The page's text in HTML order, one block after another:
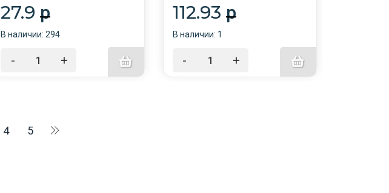
27.9 p
В наличии: 294
- +
112.93 p
В наличии: 1
- +
4 5